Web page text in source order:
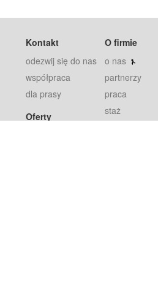
Kontakt
odezwij się do nas
współpraca
dla prasy
Oferty
O firmie
o nas
partnerzy
praca
staż